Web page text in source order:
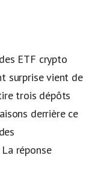
ETF crypto
surprise vient de
trois dépôts
derrière ce
réponse